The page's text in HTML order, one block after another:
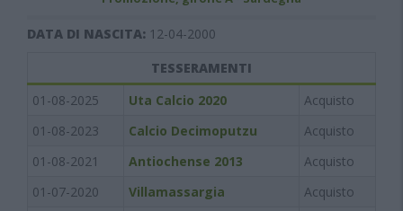
DATA DI NASCITA: 12-04-2000
TESSERAMENTI
01-08-2025
Uta Calcio 2020
Acquisto
01-08-2023
Calcio Decimoputzu
Acquisto
01-08-2021
Antiochense 2013
Acquisto
01-07-2020
Villamassargia
Acquisto